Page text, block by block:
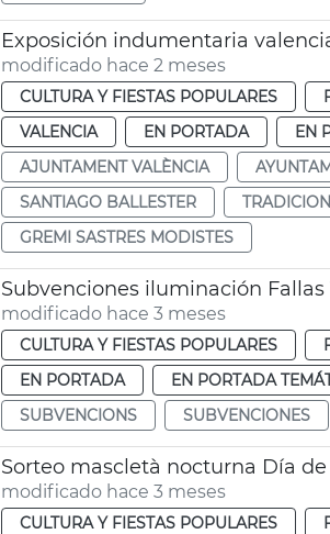
Exposición indumentaria
modificado hace 2 meses
CULTURA Y FIESTAS POPULARES
VALENCIA
EN PORTADA EN
AJUNTAMENT VALÈNCIA
SANTIAGO BALLESTER
GREMI SASTRES MODISTES
Subvenciones iluminación Fallas
modificado hace 3 meses
CULTURA Y FIESTAS POPULARES
EN PORTADA
EN PORTADA
SUBVENCIONS
SUBVENCIONES
Sorteo mascletà nocturna Día
modificado hace 3 meses
CULTURA Y FIESTAS POPULARES